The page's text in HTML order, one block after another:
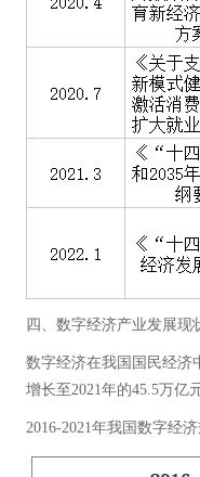
四、数字经济产业发展现
数字经济在我国国民经济
增长至2021年的45.5万亿
2016-2021年我国数字经